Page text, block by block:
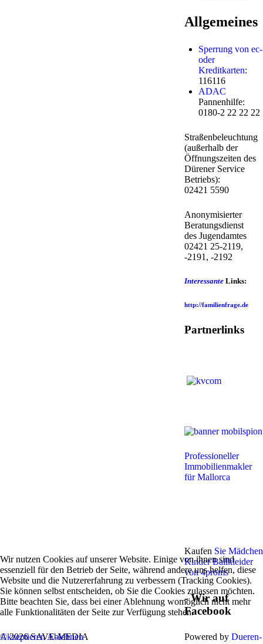
Allgemeines
Sperrung von ec-
oder
Kreditkarten:
116116
ADAC
Pannenhilfe:
0180-2 22 22 22
Straßenbeleuchtung
(außerhalb der
Öffnungszeiten des
Dürener Service
Betriebs):
02421 5590
Anonymisierter
Beratungsdienst
des Jugendamtes
02421 25-2119,
-2191, -2192
InteressanteLinks:
http://familienfrage.de
Partnerlinks
Professioneller
Immobilienmakler
für Mallorca
Kaufen Sie Mädchen
Kinder Ballkleider
von 4proms
- Wir auf
Facebook
© 2026 SAVE-MEDIA
Powered by Dueren-
Wir nutzen Cookies auf unserer Website. Einige von ihnen sind
essenziell für den Betrieb der Seite, während andere uns helfen, diese
Website und die Nutzererfahrung zu verbessern (Tracking Cookies).
Sie können selbst entscheiden, ob Sie die Cookies zulassen möchten.
Bitte beachten Sie, dass bei einer Ablehnung womöglich nicht mehr
alle Funktionalitäten der Seite zur Verfügung stehen.
AkzeptierenAblehnen